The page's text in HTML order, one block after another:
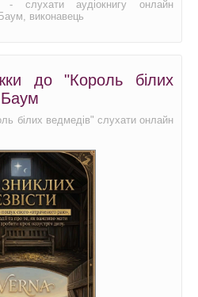
- слухати аудіокнигу онлайн
виконавець
до "Король білих
білих ведмедів" слухати онлайн